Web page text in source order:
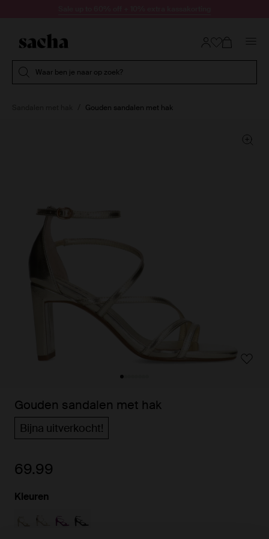
Waar ben je naar op zoek?
Gouden sandalen met hak
Gouden sandalen met hak
Bijna uitverkocht!
69.99
Kleuren